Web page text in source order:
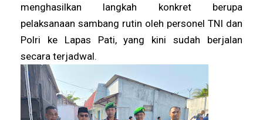
menghasilkan langkah konkret berupa
pelaksanaan sambang rutin oleh personel TNI dan
Polri ke Lapas Pati, yang kini sudah berjalan
secara terjadwal.